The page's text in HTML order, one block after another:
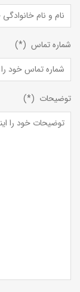
شماره تماس (*)
توضیحات (*)